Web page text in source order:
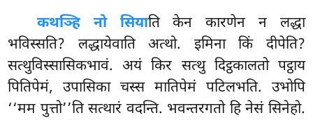
कथञ्हि नो सियाति केन कारणेन न लद्धा
भविस्सति? लद्धायेवाति अत्थो. इमिना किं दीपेति?
सत्थुविस्सासिकभावं. अयं किर सत्थु दिट्ठकालतो पट्ठाय
पितिपेमं, उपासिका चस्स मातिपेमं पटिलभति. उभोपि
‘‘मम पुत्तो’’ति सत्थारं वदन्ति. भवन्तरगतो हि नेसं सिनेहो.